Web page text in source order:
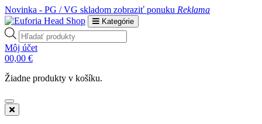
Novinka - PG / VG skladom zobraziť ponuku Reklama
Kategórie
Products
search
Môj účet
00,00 €
Žiadne produkty v košíku.